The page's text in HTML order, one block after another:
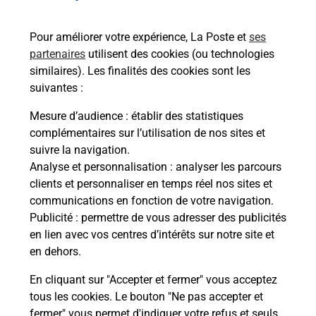
Pour améliorer votre expérience, La Poste et ses
partenaires utilisent des cookies (ou technologies
similaires). Les finalités des cookies sont les
suivantes :
Mesure d’audience : établir des statistiques
complémentaires sur l’utilisation de nos sites et
suivre la navigation.
Analyse et personnalisation : analyser les parcours
clients et personnaliser en temps réel nos sites et
communications en fonction de votre navigation.
Publicité : permettre de vous adresser des publicités
en lien avec vos centres d’intérêts sur notre site et
en dehors.
En cliquant sur "Accepter et fermer" vous acceptez
tous les cookies. Le bouton "Ne pas accepter et
Comment demander une
modification de livraison ?
Comment La Poste participe-t-elle
à votre sécurité au quotidien ?
Puis-je passer mon code de la route
avec La Poste et sous quelles
conditions ?